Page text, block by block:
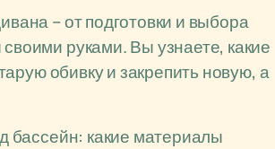
– от подготовки и выбора
руками. Вы узнаете, какие
обивку и закрепить новую, а
бассейн: какие материалы